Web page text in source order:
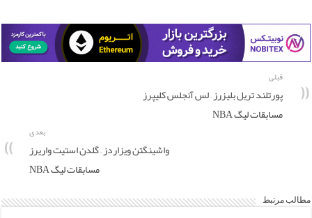
قبلی
پورتلند تریل بلیزرز – لس آنجلس کلیپرز
مسابقات لیگ NBA
بعدی
واشینگتن ویزاردز – گلدن استیت واریرز
مسابقات لیگ NBA
مطالب مرتبط